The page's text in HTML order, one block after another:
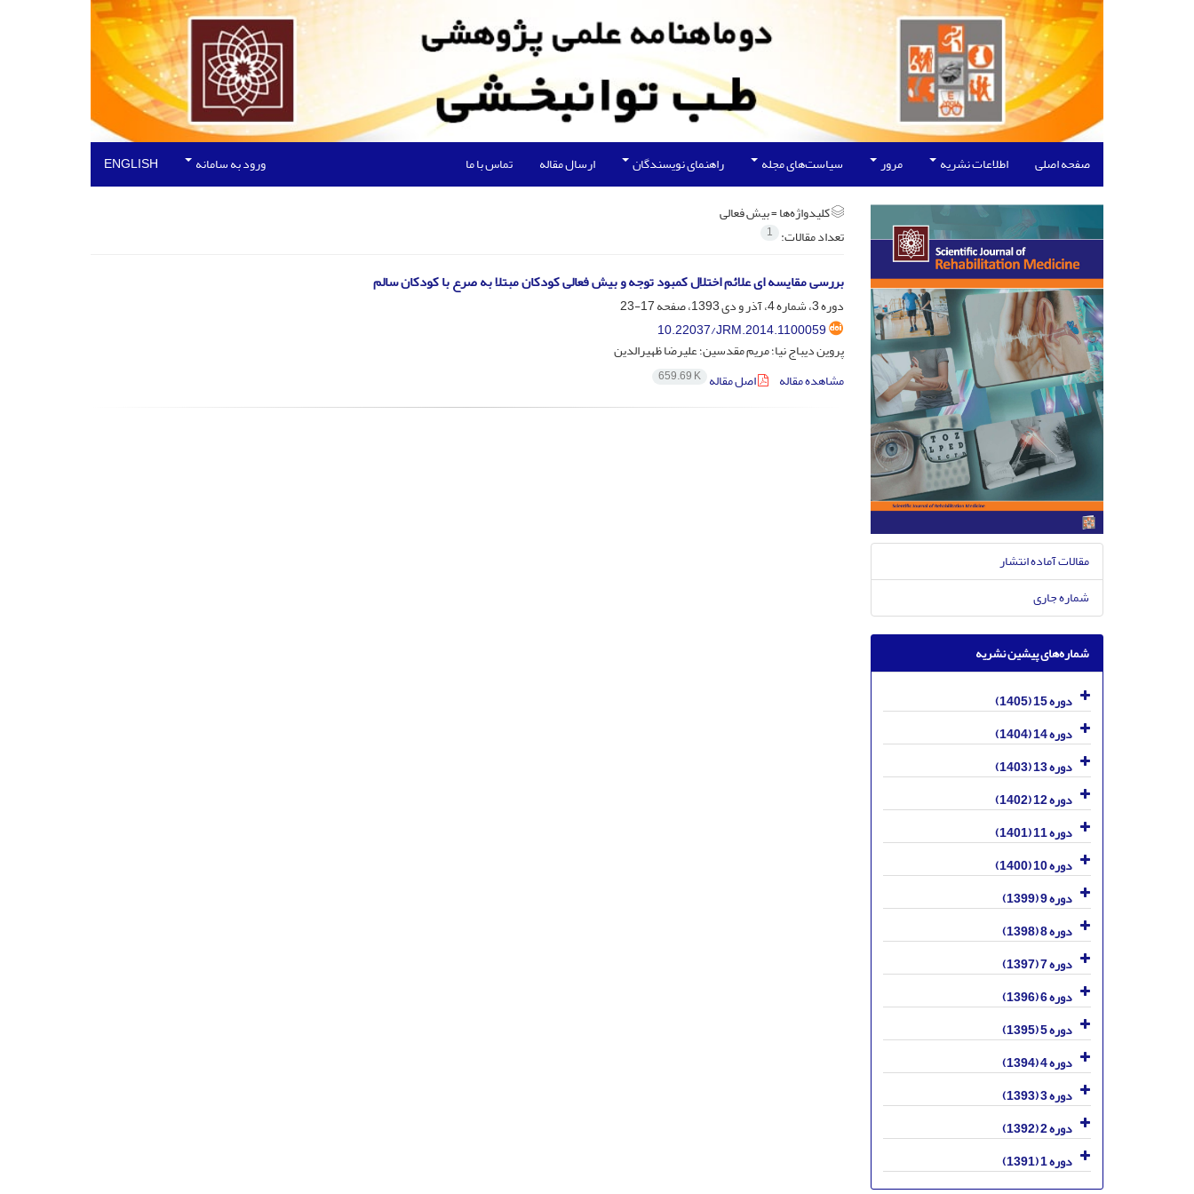
صفحه اصلی اطلاعات نشریه مرور سیاست‌های مجله راهنمای نویسندگان ارسال مقاله تماس با ما ورود به سامانه ENGLISH
کلیدواژه‌ها =بیش فعالی
تعداد مقالات: 1
بررسی مقایسه ای علائم اختلال کمبود توجه و بیش فعالی کودکان مبتلا به صرع با کودکان سالم
دوره 3، شماره 4، آذر و دی 1393، صفحه
17-23
10.22037/JRM.2014.1100059
پروین دیباج نیا؛ مریم مقدسین؛ علیرضا ظهیرالدین
مشاهده مقاله
اصل مقاله 659.69 K
مقالات آماده انتشار
شماره جاری
شماره‌های پیشین نشریه
دوره 15 (1405)
دوره 14 (1404)
دوره 13 (1403)
دوره 12 (1402)
دوره 11 (1401)
دوره 10 (1400)
دوره 9 (1399)
دوره 8 (1398)
دوره 7 (1397)
دوره 6 (1396)
دوره 5 (1395)
دوره 4 (1394)
دوره 3 (1393)
دوره 2 (1392)
دوره 1 (1391)